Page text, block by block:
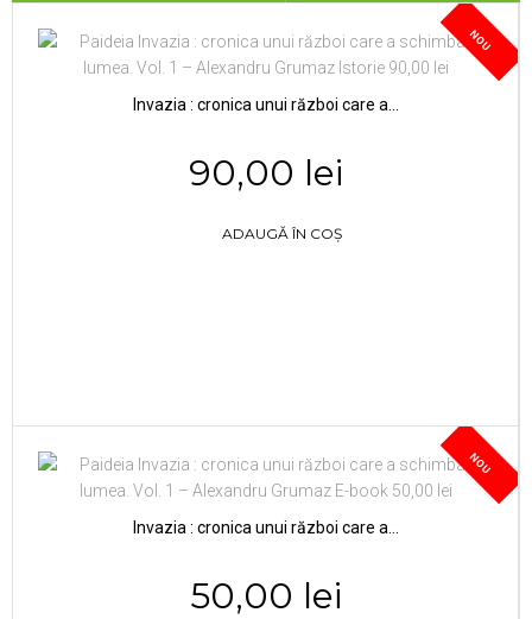
NOU
Invazia : cronica unui război care a...
90,00 lei
ADAUGĂ ÎN COȘ
NOU
Invazia : cronica unui război care a...
50,00 lei